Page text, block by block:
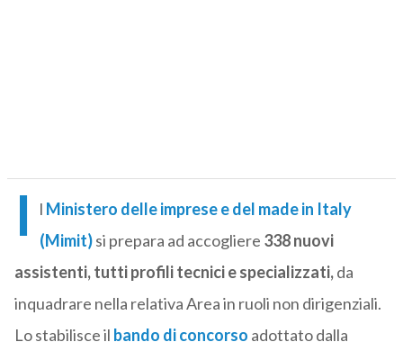
I l Ministero delle imprese e del made in Italy
(Mimit)si prepara ad accogliere 338 nuovi
assistenti, tutti profili tecnici e specializzati,da
inquadrare nella relativa Area in ruoli non dirigenziali.
Lo stabilisce il bando di concorso adottato dalla